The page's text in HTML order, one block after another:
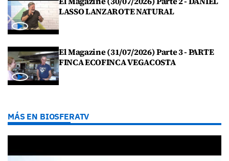
LASSO LANZAROTE NATURAL
El Magazine (31/07/2026) Parte 3 - PARTE
FINCA ECOFINCA VEGACOSTA
MÁS EN BIOSFERATV